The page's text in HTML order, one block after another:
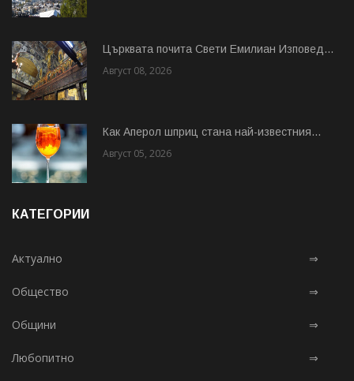
Църквата почита Свeти Емилиан Изповед...
Август 08, 2026
Как Аперол шприц стана най-известния...
Август 05, 2026
КАТЕГОРИИ
Актуално ⇒
Общество ⇒
Общини ⇒
Любопитно ⇒